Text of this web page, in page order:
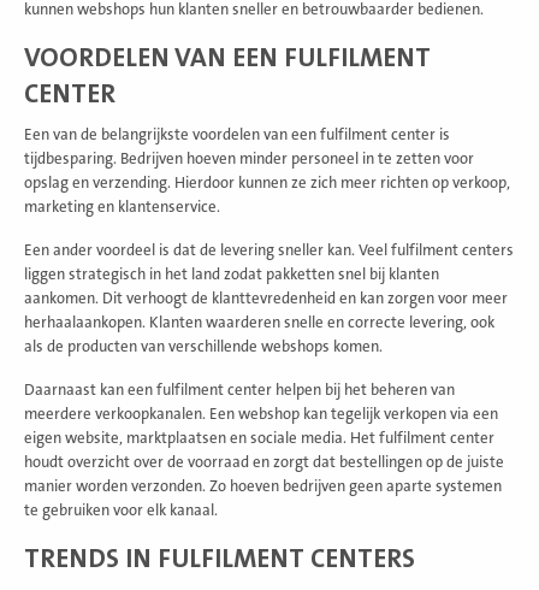
kunnen webshops hun klanten sneller en betrouwbaarder bedienen.
VOORDELEN VAN EEN FULFILMENT
CENTER
Een van de belangrijkste voordelen van een fulfilment center is
tijdbesparing. Bedrijven hoeven minder personeel in te zetten voor
opslag en verzending. Hierdoor kunnen ze zich meer richten op verkoop,
marketing en klantenservice.
Een ander voordeel is dat de levering sneller kan. Veel fulfilment centers
liggen strategisch in het land zodat pakketten snel bij klanten
aankomen. Dit verhoogt de klanttevredenheid en kan zorgen voor meer
herhaalaankopen. Klanten waarderen snelle en correcte levering, ook
als de producten van verschillende webshops komen.
Daarnaast kan een fulfilment center helpen bij het beheren van
meerdere verkoopkanalen. Een webshop kan tegelijk verkopen via een
eigen website, marktplaatsen en sociale media. Het fulfilment center
houdt overzicht over de voorraad en zorgt dat bestellingen op de juiste
manier worden verzonden. Zo hoeven bedrijven geen aparte systemen
te gebruiken voor elk kanaal.
TRENDS IN FULFILMENT CENTERS